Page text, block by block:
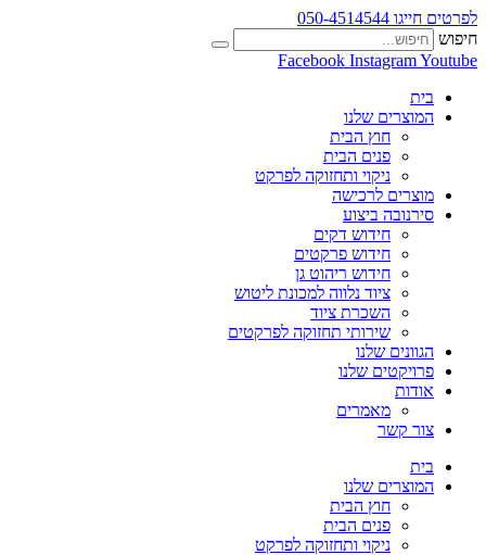
לפרטים חייגו 050-4514544
חיפוש
Facebook InstagramYoutube
בית
המוצרים שלנו
חוץ הבית
פנים הבית
ניקוי ותחזוקה לפרקט
מוצרים לרכישה
סירנובה ביצוע
חידוש דקים
חידוש פרקטים
חידוש ריהוט גן
ציוד נלווה למכונת ליטוש
השכרת ציוד
שירותי תחזוקה לפרקטים
הגוונים שלנו
פרויקטים שלנו
אודות
מאמרים
צור קשר
בית
המוצרים שלנו
חוץ הבית
פנים הבית
ניקוי ותחזוקה לפרקט